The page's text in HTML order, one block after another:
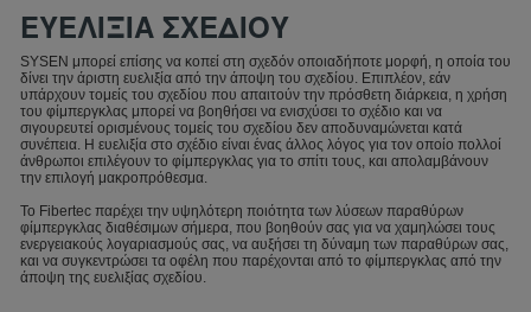
ΕΥΕΛΙΞΙΑ ΣΧΕΔΙΟΥ
SYSEN μπορεί επίσης να κοπεί στη σχεδόν οποιαδήποτε μορφή, η οποία του
δίνει την άριστη ευελιξία από την άποψη του σχεδίου. Επιπλέον, εάν
υπάρχουν τομείς του σχεδίου που απαιτούν την πρόσθετη διάρκεια, η χρήση
του φίμπεργκλας μπορεί να βοηθήσει να ενισχύσει το σχέδιο και να
σιγουρευτεί ορισμένους τομείς του σχεδίου δεν αποδυναμώνεται κατά
συνέπεια. Η ευελιξία στο σχέδιο είναι ένας άλλος λόγος για τον οποίο πολλοί
άνθρωποι επιλέγουν το φίμπεργκλας για το σπίτι τους, και απολαμβάνουν
την επιλογή μακροπρόθεσμα.
Το Fibertec παρέχει την υψηλότερη ποιότητα των λύσεων παραθύρων
φίμπεργκλας διαθέσιμων σήμερα, που βοηθούν σας για να χαμηλώσει τους
ενεργειακούς λογαριασμούς σας, να αυξήσει τη δύναμη των παραθύρων σας,
και να συγκεντρώσει τα οφέλη που παρέχονται από το φίμπεργκλας από την
άποψη της ευελιξίας σχεδίου.